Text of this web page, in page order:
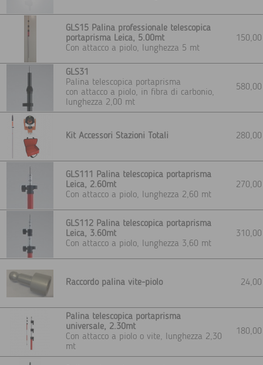
GLS15 Palina professionale telescopica
portaprisma Leica, 5.00mt
Con attacco a piolo, lunghezza 5 mt
GLS31
Palina telescopica portaprisma
con attacco a piolo, in fibra di carbonio,
lunghezza 2,00 mt
Kit Accessori Stazioni Totali
GLS111 Palina telescopica portaprisma
Leica, 2.60mt
Con attacco a piolo, lunghezza 2,60 mt
GLS112 Palina telescopica portaprisma
Leica, 3.60mt
Con attacco a piolo, lunghezza 3,60 mt
Raccordo palina vite-piolo
Palina telescopica portaprisma
universale, 2.30mt
Con attacco a piolo o vite, lunghezza 2,30
mt